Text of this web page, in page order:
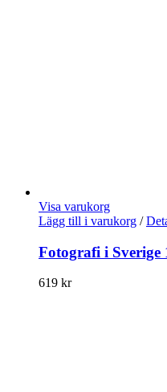
Visa varukorg
Lägg till i varukorg /
Fotografi i Sverige
619 kr